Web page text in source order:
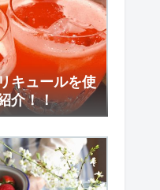
キュールを使
介！！